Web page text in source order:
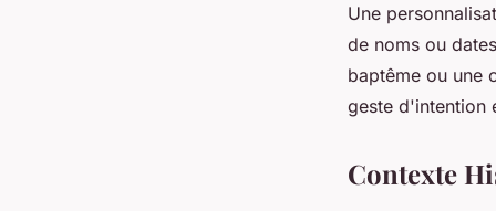
Une
de noms ou
baptême ou une
geste d'intention
Contexte